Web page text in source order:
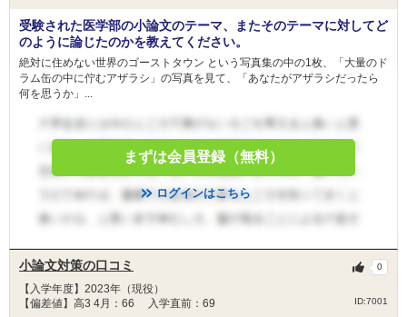
受験された医学部の小論文のテーマ、またそのテーマに対してど
のように論じたのかを教えてください。
絶対に住めない世界のゴーストタウン という写真集の中の1枚、「大量のド
ラム缶の中に佇むアザラシ」の写真を見て、「あなたがアザラシだったら
何を思うか」...
まずは会員登録（無料）
ログインはこちら
小論文対策の口コミ
【入学年度】2023年（現役）
【偏差値】高3 4月：66 入学直前：69
ID:7001
0